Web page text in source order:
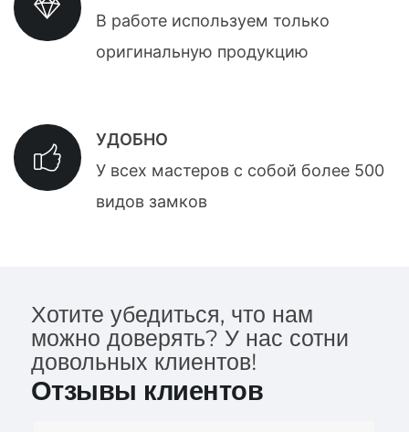
В работе используем только
оригинальную продукцию
УДОБНО
У всех мастеров с собой более 500
видов замков
Хотите убедиться, что нам
можно доверять? У нас сотни
довольных клиентов!
Отзывы клиентов